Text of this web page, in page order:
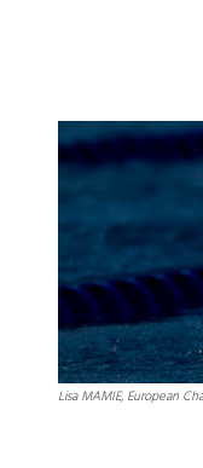
Lisa MAMIE, European